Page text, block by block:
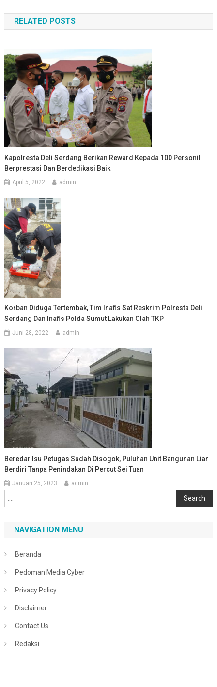
pos
RELATED POSTS
Kapolresta Deli Serdang Berikan Reward Kepada 100 Personil
Berprestasi Dan Berdedikasi Baik
April 5, 2022 admin
Korban Diduga Tertembak, Tim Inafis Sat Reskrim Polresta Deli
Serdang Dan Inafis Polda Sumut Lakukan Olah TKP
Juni 28, 2022 admin
Beredar Isu Petugas Sudah Disogok, Puluhan Unit Bangunan Liar
Berdiri Tanpa Penindakan Di Percut Sei Tuan
Januari 25, 2023 admin
Search
NAVIGATION MENU
Beranda
Pedoman Media Cyber
Privacy Policy
Disclaimer
Contact Us
Redaksi